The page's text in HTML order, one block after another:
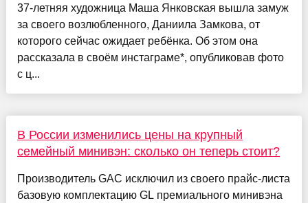
37-летняя художница Маша Янковская вышла замуж
за своего возлюбленного, Даниила Замкова, от
которого сейчас ожидает ребёнка. Об этом она
рассказала в своём инстаграме*, опубликовав фото
с ц...
В России изменились цены на крупный
семейный минивэн: сколько он теперь стоит?
Производитель GAC исключил из своего прайс-листа
базовую комплектацию GL премиального минивэна